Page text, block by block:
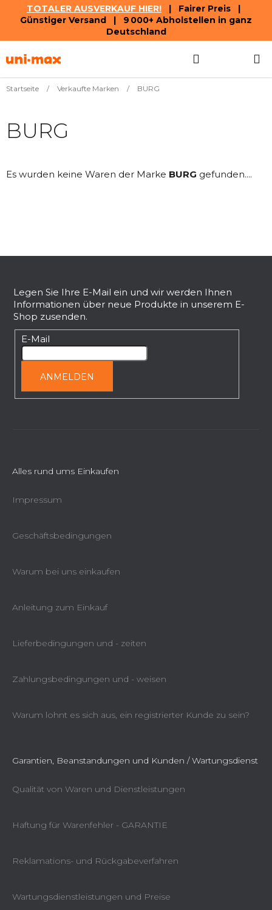
TOTALER AUSVERKAUF HIER! | Fairer Preis |
Günstiger Versand | 9 000+ Abholstellen in ganz
Deutschland
Inhalt
Startseite / Verkaufte Marken / BURG
BURG
Es wurden keine Waren der Marke BURG gefunden....
Legen Sie Ihre E-Mail ein und wir werden Ihnen
Informationen über neue Produkte in unserem E-
Shop zusenden.
E-Mail
ANMELDEN
Alles rund ums Einkaufen
Impressum
Geschäftsbedingungen
Warum bei uns einkaufen
Anleitung zum Einkauf
Lieferbedingungen und - zeiten
Zahlungsbedingungen und - weisen
Warum lohnt es sich aus, ein registrierter Kunde zu sein?
Garantien, Beanstandungen und Kunden / Wartungsdienst
Qualität von Waren und Dienstleistungen
Haftung für Warenfehler - GARANTIE
Reklamations- und Rückgabeverfahren
Wartungsdienstleistungen und Preise